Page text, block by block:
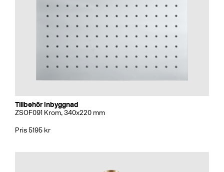
Tillbehör Inbyggnad
ZSOF091 Krom, 340x220 mm
Pris 5195 kr